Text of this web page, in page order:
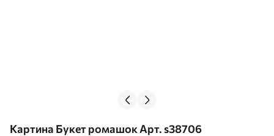
Картина Букет ромашок Арт. s38706